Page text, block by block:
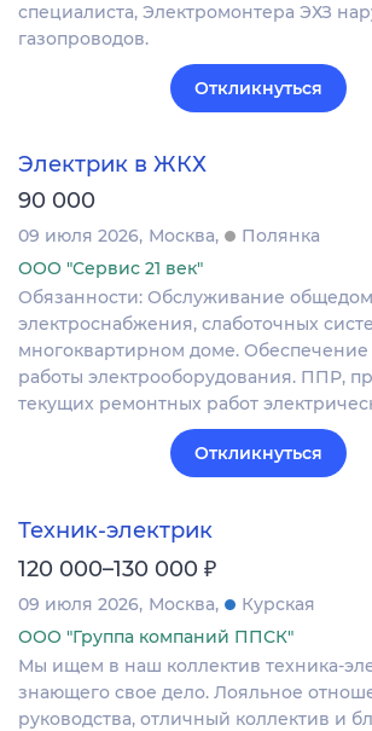
специалиста, Электромонтера ЭХЗ
газопроводов.
Откликнуться
Электрик в ЖКХ
90 000
09 июля 2026 Москва
Полянка
ООО "Сервис 21 век"
Обязанности: Обслуживание
электроснабжения, слаботочных
многоквартирном доме.
работы электрооборудования. ППР,
текущих ремонтных работ
Откликнуться
Техник-электрик
120 000–130 000 ₽
09 июля 2026 Москва
Курская
ООО "Группа компаний ППСК"
Мы ищем в наш коллектив техника-
знающего свое дело. Лояльное
руководства, отличный коллектив и